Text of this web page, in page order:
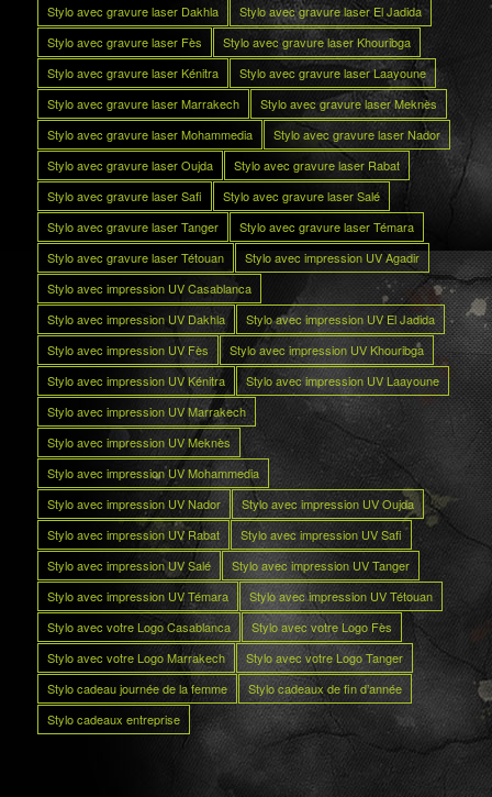
Stylo avec gravure laser Dakhla
Stylo avec gravure laser El Jadida
Stylo avec gravure laser Fès
Stylo avec gravure laser Khouribga
Stylo avec gravure laser Kénitra
Stylo avec gravure laser Laayoune
Stylo avec gravure laser Marrakech
Stylo avec gravure laser Meknès
Stylo avec gravure laser Mohammedia
Stylo avec gravure laser Nador
Stylo avec gravure laser Oujda
Stylo avec gravure laser Rabat
Stylo avec gravure laser Safi
Stylo avec gravure laser Salé
Stylo avec gravure laser Tanger
Stylo avec gravure laser Témara
Stylo avec gravure laser Tétouan
Stylo avec impression UV Agadir
Stylo avec impression UV Casablanca
Stylo avec impression UV Dakhla
Stylo avec impression UV El Jadida
Stylo avec impression UV Fès
Stylo avec impression UV Khouribga
Stylo avec impression UV Kénitra
Stylo avec impression UV Laayoune
Stylo avec impression UV Marrakech
Stylo avec impression UV Meknès
Stylo avec impression UV Mohammedia
Stylo avec impression UV Nador
Stylo avec impression UV Oujda
Stylo avec impression UV Rabat
Stylo avec impression UV Safi
Stylo avec impression UV Salé
Stylo avec impression UV Tanger
Stylo avec impression UV Témara
Stylo avec impression UV Tétouan
Stylo avec votre Logo Casablanca
Stylo avec votre Logo Fès
Stylo avec votre Logo Marrakech
Stylo avec votre Logo Tanger
Stylo cadeau journée de la femme
Stylo cadeaux de fin d’année
Stylo cadeaux entreprise